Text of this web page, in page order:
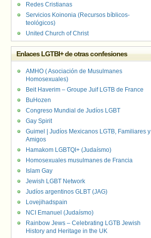
Redes Cristianas
Servicios Koinonia (Recursos bíblicos-
teológicos)
United Church of Christ
Enlaces LGTBI+ de otras confesiones
AMHO ( Asociación de Musulmanes
Homosexuales)
Beit Haverim – Groupe Juif LGTB de France
BuHozen
Congreso Mundial de Judíos LGBT
Gay Spirit
Guimel | Judíos Mexicanos LGTB, Familiares y
Amigos
Hamakom LGBTQI+ (Judaísmo)
Homosexuales musulmanes de Francia
Islam Gay
Jewish LGBT Network
Judíos argentinos GLBT (JAG)
Lovejihadspain
NCI Emanuel (Judaísmo)
Rainbow Jews – Celebrating LGTB Jewish
History and Heritage in the UK